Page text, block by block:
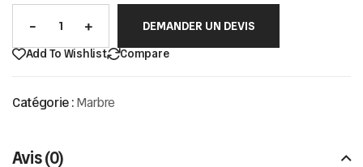
les décennies sans perdre de son éclat.
Polyvalence :
Parfait pour les plans de travail, les
revêtements de sol, les salles de bain ou les éléments
DEMANDER UN DEVIS
Add To Wishlist
Compare
Catégorie :Marbre
Avis (0)